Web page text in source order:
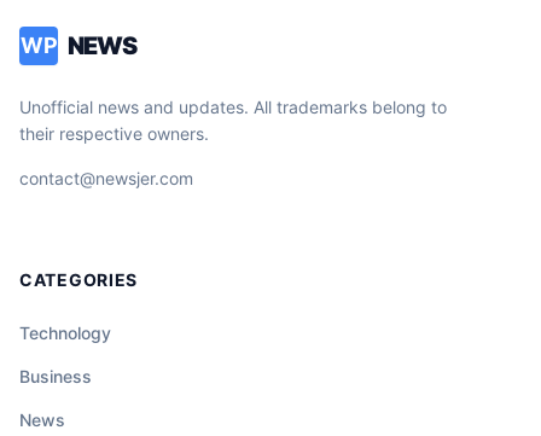
WP NEWS
Unofficial news and updates. All trademarks belong to
their respective owners.
contact@newsjer.com
CATEGORIES
Technology
Business
News